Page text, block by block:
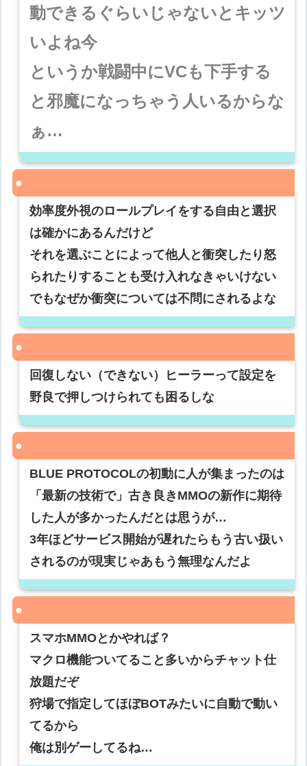
動できるぐらいじゃないとキッツ
いよね今
というか戦闘中にVCも下手する
と邪魔になっちゃう人いるからな
ぁ…
効率度外視のロールプレイをする自由と選択
は確かにあるんだけど
それを選ぶことによって他人と衝突したり怒
られたりすることも受け入れなきゃいけない
でもなぜか衝突については不問にされるよな
回復しない（できない）ヒーラーって設定を
野良で押しつけられても困るしな
BLUE PROTOCOLの初動に人が集まったのは
「最新の技術で」古き良きMMOの新作に期待
した人が多かったんだとは思うが…
3年ほどサービス開始が遅れたらもう古い扱い
されるのが現実じゃあもう無理なんだよ
スマホMMOとかやれば？
マクロ機能ついてること多いからチャット仕
放題だぞ
狩場で指定してほぼBOTみたいに自動で動い
てるから
俺は別ゲーしてるね…